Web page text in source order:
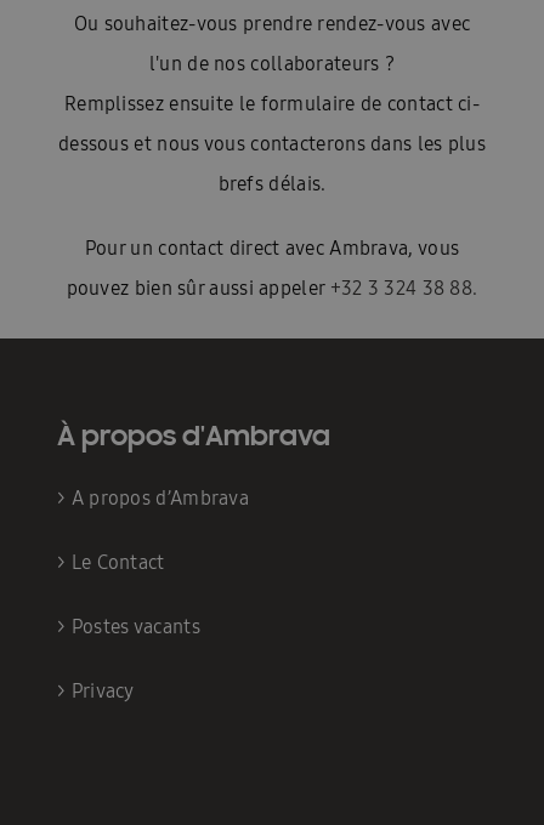
Ou souhaitez-vous prendre rendez-vous avec
l'un de nos collaborateurs ?
Remplissez ensuite le formulaire de contact ci-
dessous et nous vous contacterons dans les plus
brefs délais.
Pour un contact direct avec Ambrava, vous
pouvez bien sûr aussi appeler +32 3 324 38 88.
À propos d'Ambrava
> A propos d’Ambrava
> Le Contact
> Postes vacants
> Privacy